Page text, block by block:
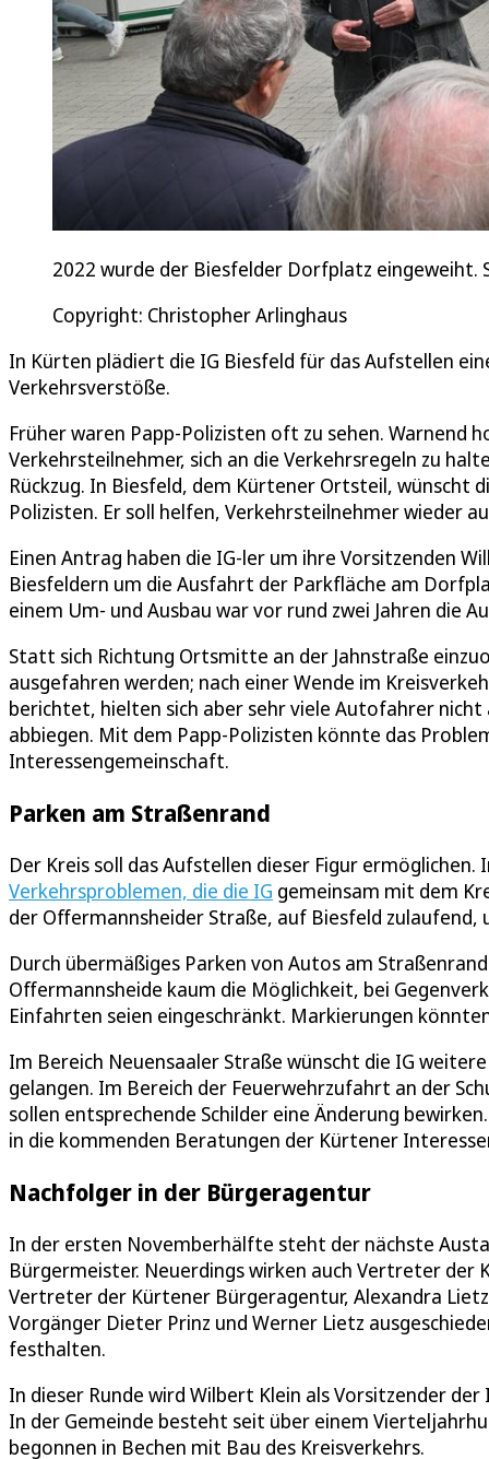
2022 wurde der Biesfelder Dorfplatz eingeweiht.
Copyright: Christopher Arlinghaus
In Kürten plädiert die IG Biesfeld für das Aufstellen
Verkehrsverstöße.
Früher waren Papp-Polizisten oft zu sehen. Warnend
Verkehrsteilnehmer, sich an die Verkehrsregeln zu
Rückzug. In Biesfeld, dem Kürtener Ortsteil, wünscht
Polizisten. Er soll helfen, Verkehrsteilnehmer wieder
Einen Antrag haben die IG-ler um ihre Vorsitzenden
Biesfeldern um die Ausfahrt der Parkfläche am
einem Um- und Ausbau war vor rund zwei Jahren die
Statt sich Richtung Ortsmitte an der Jahnstraße
ausgefahren werden; nach einer Wende im
berichtet, hielten sich aber sehr viele Autofahrer
abbiegen. Mit dem Papp-Polizisten könnte das
Interessengemeinschaft.
Parken am Straßenrand
Der Kreis soll das Aufstellen dieser Figur
Verkehrsproblemen, die die IG gemeinsam mit dem
der Offermannsheider Straße, auf Biesfeld zulaufend,
Durch übermäßiges Parken von Autos am
Offermannsheide kaum die Möglichkeit, bei
Einfahrten seien eingeschränkt. Markierungen
Im Bereich Neuensaaler Straße wünscht die IG
gelangen. Im Bereich der Feuerwehrzufahrt an der
sollen entsprechende Schilder eine Änderung
in die kommenden Beratungen der Kürtener
Nachfolger in der Bürgeragentur
In der ersten Novemberhälfte steht der nächste
Bürgermeister. Neuerdings wirken auch Vertreter
Vertreter der Kürtener Bürgeragentur, Alexandra
Vorgänger Dieter Prinz und Werner Lietz
festhalten.
In dieser Runde wird Wilbert Klein als Vorsitzender
In der Gemeinde besteht seit über einem
begonnen in Bechen mit Bau des Kreisverkehrs.